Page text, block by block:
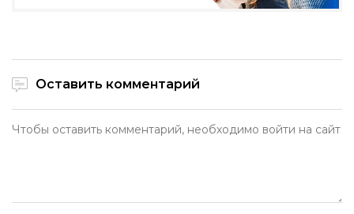
Оставить комментарий